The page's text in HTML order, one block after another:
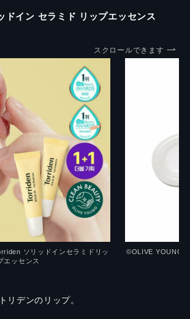
ドイン セラミド リップエッセンス
スクロールできます
ソリッドインセラミドリッ
エッセンス
©OLIVE YOUNG –
リデンのリップ。